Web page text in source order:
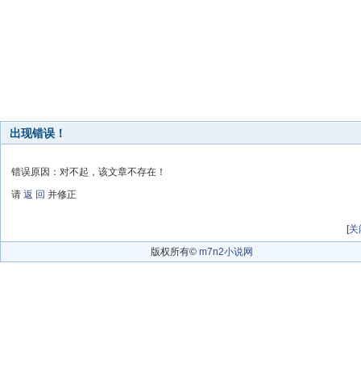
出现错误！
错误原因：对不起，该文章不存在！
请 返 回 并修正
[关
版权所有© m7n2小说网